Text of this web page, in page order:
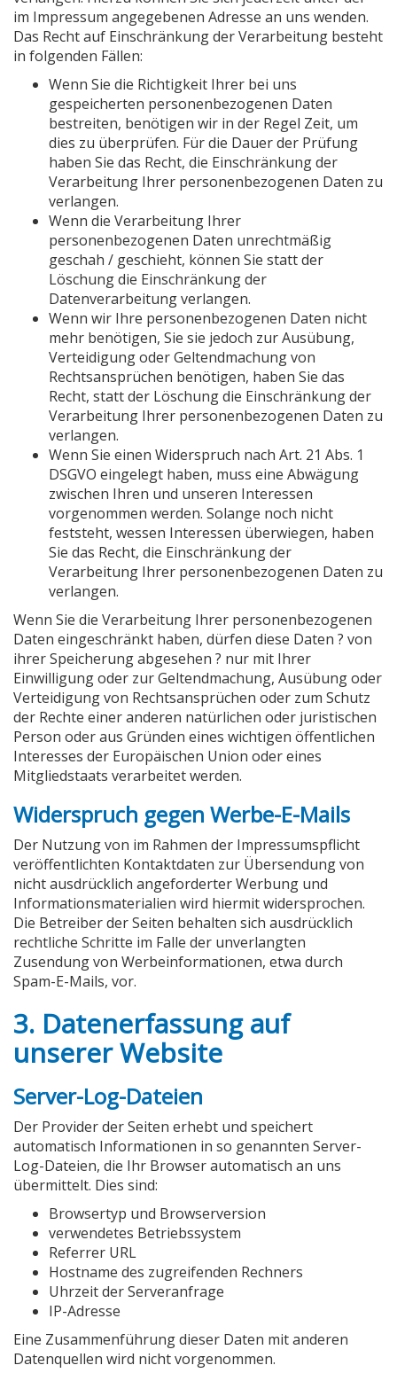
im Impressum angegebenen Adresse an uns wenden.
Das Recht auf Einschränkung der Verarbeitung besteht
in folgenden Fällen:
Wenn Sie die Richtigkeit Ihrer bei uns
gespeicherten personenbezogenen Daten
bestreiten, benötigen wir in der Regel Zeit, um
dies zu überprüfen. Für die Dauer der Prüfung
haben Sie das Recht, die Einschränkung der
Verarbeitung Ihrer personenbezogenen Daten zu
verlangen.
Wenn die Verarbeitung Ihrer
personenbezogenen Daten unrechtmäßig
geschah / geschieht, können Sie statt der
Löschung die Einschränkung der
Datenverarbeitung verlangen.
Wenn wir Ihre personenbezogenen Daten nicht
mehr benötigen, Sie sie jedoch zur Ausübung,
Verteidigung oder Geltendmachung von
Rechtsansprüchen benötigen, haben Sie das
Recht, statt der Löschung die Einschränkung der
Verarbeitung Ihrer personenbezogenen Daten zu
verlangen.
Wenn Sie einen Widerspruch nach Art. 21 Abs. 1
DSGVO eingelegt haben, muss eine Abwägung
zwischen Ihren und unseren Interessen
vorgenommen werden. Solange noch nicht
feststeht, wessen Interessen überwiegen, haben
Sie das Recht, die Einschränkung der
Verarbeitung Ihrer personenbezogenen Daten zu
verlangen.
Wenn Sie die Verarbeitung Ihrer personenbezogenen
Daten eingeschränkt haben, dürfen diese Daten ? von
ihrer Speicherung abgesehen ? nur mit Ihrer
Einwilligung oder zur Geltendmachung, Ausübung oder
Verteidigung von Rechtsansprüchen oder zum Schutz
der Rechte einer anderen natürlichen oder juristischen
Person oder aus Gründen eines wichtigen öffentlichen
Interesses der Europäischen Union oder eines
Mitgliedstaats verarbeitet werden.
Widerspruch gegen Werbe-E-Mails
Der Nutzung von im Rahmen der Impressumspflicht
veröffentlichten Kontaktdaten zur Übersendung von
nicht ausdrücklich angeforderter Werbung und
Informationsmaterialien wird hiermit widersprochen.
Die Betreiber der Seiten behalten sich ausdrücklich
rechtliche Schritte im Falle der unverlangten
Zusendung von Werbeinformationen, etwa durch
Spam-E-Mails, vor.
3. Datenerfassung auf
unserer Website
Server-Log-Dateien
Der Provider der Seiten erhebt und speichert
automatisch Informationen in so genannten Server-
Log-Dateien, die Ihr Browser automatisch an uns
übermittelt. Dies sind:
Browsertyp und Browserversion
verwendetes Betriebssystem
Referrer URL
Hostname des zugreifenden Rechners
Uhrzeit der Serveranfrage
IP-Adresse
Eine Zusammenführung dieser Daten mit anderen
Datenquellen wird nicht vorgenommen.